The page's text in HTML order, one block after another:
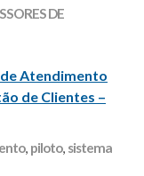
DE
Atendimento
de Clientes –
, piloto, sistema